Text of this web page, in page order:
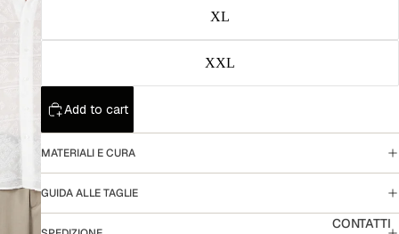
Camicie
ia
ori
CONTATTI
XL
XXL
Add to cart
MATERIALI E CURA
GUIDA ALLE TAGLIE